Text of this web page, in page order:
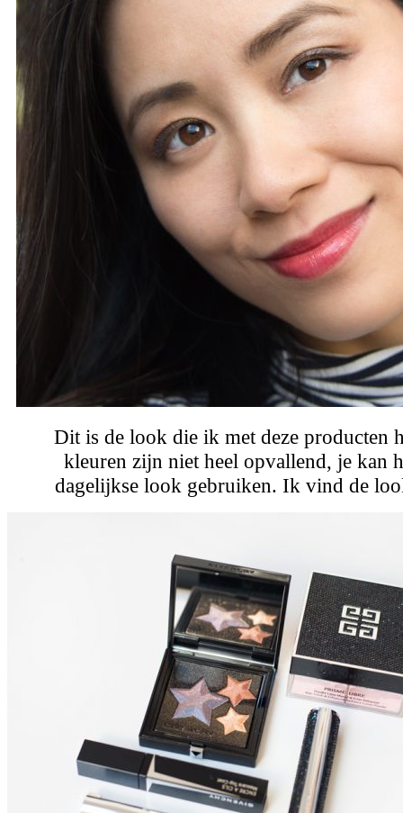
Dit is de look die ik met deze producten
kleuren zijn niet heel opvallend, je kan
dagelijkse look gebruiken. Ik vind de